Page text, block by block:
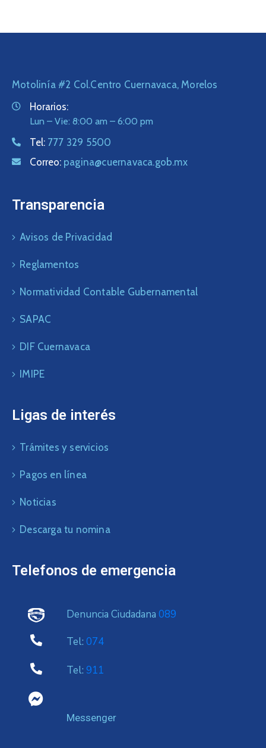
Motolinía #2 Col.Centro Cuernavaca, Morelos
Horarios:
Lun – Vie: 8:00 am – 6:00 pm
Tel: 777 329 5500
Correo: pagina@cuernavaca.gob.mx
Transparencia
Avisos de Privacidad
Reglamentos
Normatividad Contable Gubernamental
SAPAC
DIF Cuernavaca
IMIPE
Ligas de interés
Trámites y servicios
Pagos en línea
Noticias
Descarga tu nomina
Telefonos de emergencia
Denuncia Ciudadana 089
Tel: 074
Tel: 911
Messenger